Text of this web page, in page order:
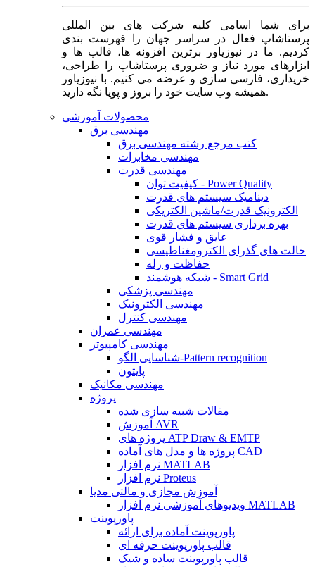
برای شما اسامی کلیه شرکت های بین المللی
پرستاشاپ فعال در سراسر جهان را فهرست بندی
کردیم. ما در نیوزپاور برترین افزونه ها، قالب ها و
ابزارهای مورد نیاز و ضروری پرستاشاپ را طراحی،
خریداری، فارسی سازی و عرضه می کنیم. با نیوزپاور
همیشه وب سایت خود را بروز و پویا نگه دارید.
محصولات آموزشی
مهندسی برق
کتب مرجع رشته مهندسی برق
مهندسی مخابرات
مهندسی قدرت
کیفیت توان - Power Quality
دینامیک سیستم های قدرت
الکترونیک قدرت/ماشین الکتریکی
بهره برداری سیستم های قدرت
عایق و فشار قوی
حالت های گذرای الکترومغناطیسی
حفاظت و رله
شبکه هوشمند - Smart Grid
مهندسی پزشکی
مهندسی الکترونیک
مهندسی کنترل
مهندسی عمران
مهندسی کامپیوتر
شناسایی الگو-Pattern recognition
پایتون
مهندسی مکانیک
پروژه
مقالات شبیه سازی شده
آموزش AVR
پروژه های ATP Draw & EMTP
پروژه ها و مدل های آماده CAD
نرم افزار MATLAB
نرم افزار Proteus
آموزش مجازی و مالتی مدیا
ویدیوهای آموزشی نرم افزار MATLAB
پاورپوینت
پاورپوینت آماده برای ارائه
قالب پاورپوینت حرفه ای
قالب پاورپوینت ساده و شیک